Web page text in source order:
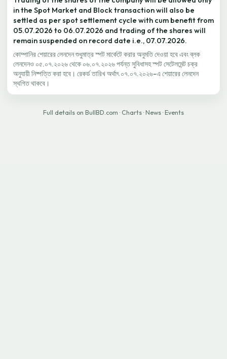
in the Spot Market and Block transaction will also be
settled as per spot settlement cycle with cum benefit from
05.07.2026 to 06.07.2026 and trading of the shares will
remain suspended on record date i.e., 07.07.2026.
কোম্পানির শেয়ারের লেনদেন শুধুমাত্র স্পট মার্কেটে করার অনুমতি দেওয়া হবে এবং ব্লক
লেনদেনও ০৫.০৭.২০২৬ থেকে ০৬.০৭.২০২৬ পর্যন্ত সুবিধাসহ স্পট সেটেলমেন্ট চক্র
অনুযায়ী নিষ্পত্তি করা হবে। রেকর্ড তারিখ অর্থাৎ ০৭.০৭.২০২৬-এ শেয়ারের লেনদেন
স্থগিত থাকবে।
Full details on BullBD.com · Charts · News · Events